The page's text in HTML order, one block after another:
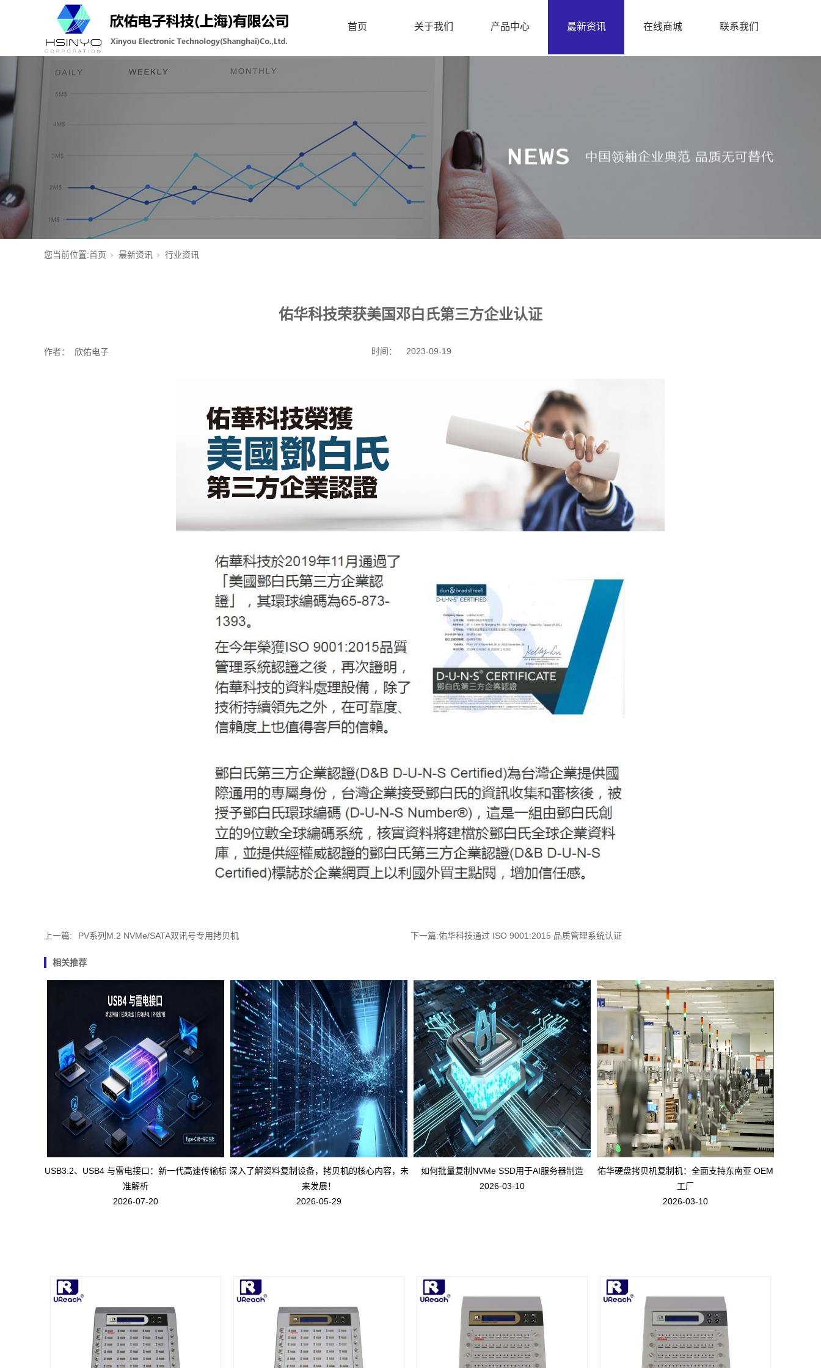
首页 关于我们 产品中心 最新资讯 在线商城 联系我们
您当前位置:首页 最新资讯 行业资讯
佑华科技荣获美国邓白氏第三方企业认证
作者： 欣佑电子 时间： 2023-09-19
上一篇: PV系列M.2 NVMe/SATA双讯号专用拷贝机 下一篇:佑华科技通过 ISO 9001:2015 品质管理系统认证
相关推荐
USB3.2、USB4 与雷电接口：新一代高速传输标
准解析
2026-07-20
深入了解资料复制设备，拷贝机的核心内容，未
来发展！
2026-05-29
如何批量复制NVMe SSD用于AI服务器制造
2026-03-10
佑华硬盘拷贝机复制机：全面支持东南亚 OEM
工厂
2026-03-10